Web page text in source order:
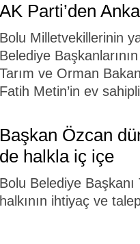
AK Parti’den
Bolu Milletvekillerinin
Belediye
Tarım ve Orman
Fatih Metin’in ev
Başkan Özcan
de halkla iç içe
Bolu Belediye
halkının ihtiyaç ve